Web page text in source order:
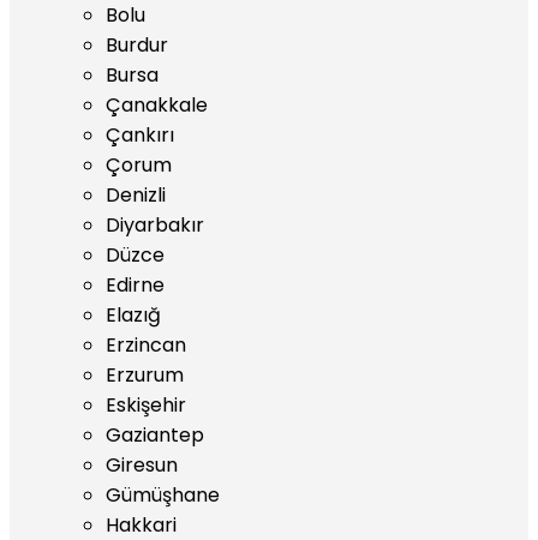
Bolu
Burdur
Bursa
Çanakkale
Çankırı
Çorum
Denizli
Diyarbakır
Düzce
Edirne
Elazığ
Erzincan
Erzurum
Eskişehir
Gaziantep
Giresun
Gümüşhane
Hakkari